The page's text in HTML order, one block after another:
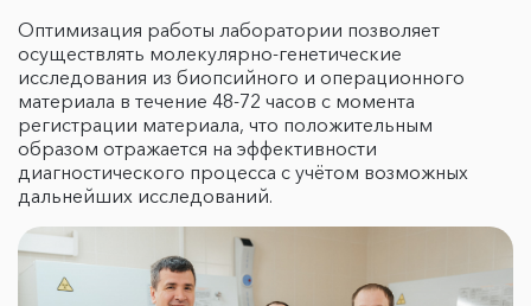
Оптимизация работы лаборатории позволяет
осуществлять молекулярно-генетические
исследования из биопсийного и операционного
материала в течение 48-72 часов с момента
регистрации материала, что положительным
образом отражается на эффективности
диагностического процесса с учётом возможных
дальнейших исследований.